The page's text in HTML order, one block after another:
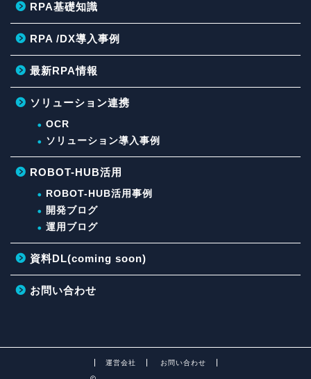
RPA基礎知識
RPA /DX導入事例
最新RPA情報
ソリューション連携
OCR
ソリューション導入事例
ROBOT-HUB活用
ROBOT-HUB活用事例
開発ブログ
運用ブログ
資料DL(coming soon)
お問い合わせ
運営会社 お問い合わせ